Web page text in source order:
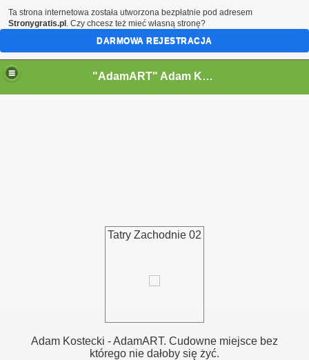
"AdamART" Adam Kostecki Bielsko-Biała - Krajobrazy
Tatry Zachodnie 02
Adam Kostecki - AdamART. Cudowne miejsce bez
którego nie dałoby się żyć.
Ta strona internetowa została utworzona bezpłatnie pod adresem
Stronygratis.pl . Czy chcesz też mieć własną stronę?
DARMOWA REJESTRACJA